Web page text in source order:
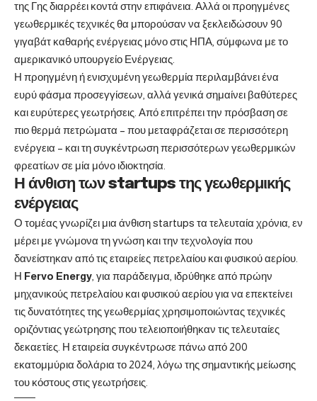
της Γης διαρρέει κοντά στην επιφάνεια. Αλλά οι προηγμένες
γεωθερμικές τεχνικές θα μπορούσαν να ξεκλειδώσουν 90
γιγαβάτ καθαρής ενέργειας μόνο στις ΗΠΑ, σύμφωνα με το
αμερικανικό υπουργείο Ενέργειας.
Η προηγμένη ή ενισχυμένη γεωθερμία περιλαμβάνει ένα
ευρύ φάσμα προσεγγίσεων, αλλά γενικά σημαίνει βαθύτερες
και ευρύτερες γεωτρήσεις. Από επιτρέπει την πρόσβαση σε
πιο θερμά πετρώματα – που μεταφράζεται σε περισσότερη
ενέργεια – και τη συγκέντρωση περισσότερων γεωθερμικών
φρεατίων σε μία μόνο ιδιοκτησία.
Η άνθιση των startups της γεωθερμικής
ενέργειας
Ο τομέας γνωρίζει μια άνθιση startups τα τελευταία χρόνια, εν
μέρει με γνώμονα τη γνώση και την τεχνολογία που
δανείστηκαν από τις εταιρείες πετρελαίου και φυσικού αερίου.
Η Fervo Energy , για παράδειγμα, ιδρύθηκε από πρώην
μηχανικούς πετρελαίου και φυσικού αερίου για να επεκτείνει
τις δυνατότητες της γεωθερμίας χρησιμοποιώντας τεχνικές
οριζόντιας γεώτρησης που τελειοποιήθηκαν τις τελευταίες
δεκαετίες. Η εταιρεία συγκέντρωσε πάνω από 200
εκατομμύρια δολάρια το 2024, λόγω της σημαντικής μείωσης
του κόστους στις γεωτρήσεις.